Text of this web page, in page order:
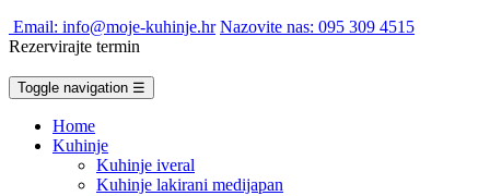
Email: info@moje-kuhinje.hr Nazovite nas: 095 309 4515
Rezervirajte termin
Toggle navigation ☰
Home
Kuhinje
Kuhinje iveral
Kuhinje lakirani medijapan